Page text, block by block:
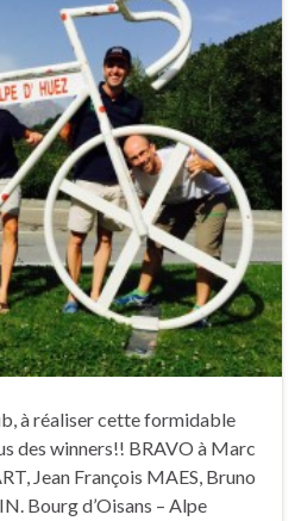
à réaliser cette formidable
des winners!! BRAVO à Marc
Jean François MAES, Bruno
Bourg d’Oisans – Alpe